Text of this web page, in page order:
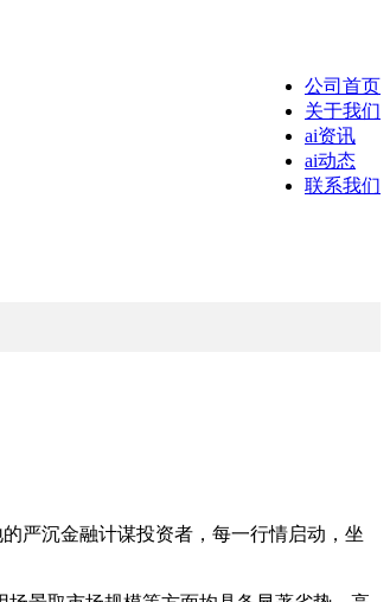
公司首页
关于我们
ai资讯
ai动态
联系我们
严沉金融计谋投资者，每一行情启动，坐